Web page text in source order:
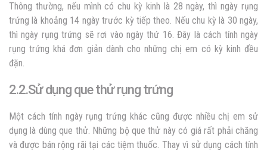
Thông thường, nếu mình có chu kỳ kinh là 28 ngày, thì ngày rụng
trứng là khoảng 14 ngày trước kỳ tiếp theo. Nếu chu kỳ là 30 ngày,
thì ngày rụng trứng sẽ rơi vào ngày thứ 16. Đây là cách tính ngày
rụng trứng khá đơn giản dành cho những chị em có kỳ kinh đều
đặn.
2.2.Sử dụng que thử rụng trứng
Một cách tính ngày rụng trứng khác cũng được nhiều chị em sử
dụng là dùng que thử. Những bộ que thử này có giá rất phải chăng
và được bán rộng rãi tại các tiệm thuốc. Thay vì sử dụng cách tính